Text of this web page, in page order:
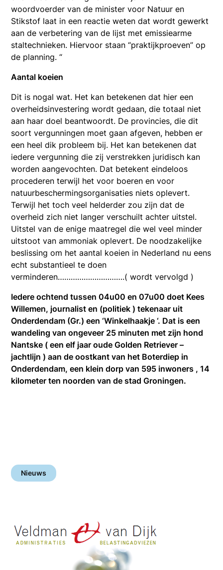
woordvoerder van de minister voor Natuur en
Stikstof laat in een reactie weten dat wordt gewerkt
aan de verbetering van de lijst met emissiearme
staltechnieken. Hiervoor staan “praktijkproeven” op
de planning. “
Aantal koeien
Dit is nogal wat. Het kan betekenen dat hier een
overheidsinvestering wordt gedaan, die totaal niet
aan haar doel beantwoordt. De provincies, die dit
soort vergunningen moet gaan afgeven, hebben er
een heel dik probleem bij. Het kan betekenen dat
iedere vergunning die zij verstrekken juridisch kan
worden aangevochten. Dat betekent eindeloos
procederen terwijl het voor boeren en voor
natuurbeschermingsorganisaties niets oplevert.
Terwijl het toch veel helderder zou zijn dat de
overheid zich niet langer verschuilt achter uitstel.
Uitstel van de enige maatregel die wel veel minder
uitstoot van ammoniak oplevert. De noodzakelijke
beslissing om het aantal koeien in Nederland nu eens
echt substantieel te doen
verminderen………………………….( wordt vervolgd )
Iedere ochtend tussen 04u00 en 07u00 doet Kees
Willemen, journalist en (politiek ) tekenaar uit
Onderdendam (Gr.) een ‘Winkelhaakje ‘. Dat is een
wandeling van ongeveer 25 minuten met zijn hond
Nantske ( een elf jaar oude Golden Retriever –
jachtlijn ) aan de oostkant van het Boterdiep in
Onderdendam, een klein dorp van 595 inwoners , 14
kilometer ten noorden van de stad Groningen.
Nieuws